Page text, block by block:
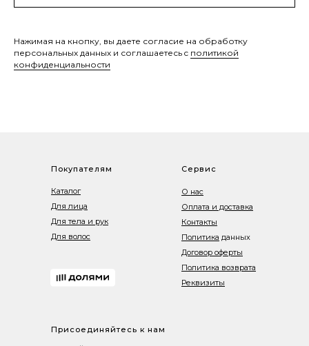
Нажимая на кнопку, вы даете согласие на обработку
персональных данных и соглашаетесь c политикой
конфиденциальности
Покупателям
Каталог
Для лица
Для тела и рук
Для волос
Присоединяйтесь к нам
Сервис
О нас
Оплата и доставка
Контакты
Политика данных
Договор оферты
Политика возврата
Реквизиты